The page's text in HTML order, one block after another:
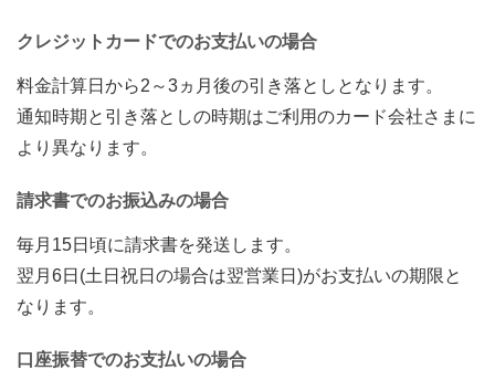
クレジットカードでのお支払いの場合
料金計算日から2～3ヵ月後の引き落としとなります。
通知時期と引き落としの時期はご利用のカード会社さまに
より異なります。
請求書でのお振込みの場合
毎月15日頃に請求書を発送します。
翌月6日(土日祝日の場合は翌営業日)がお支払いの期限と
なります。
口座振替でのお支払いの場合